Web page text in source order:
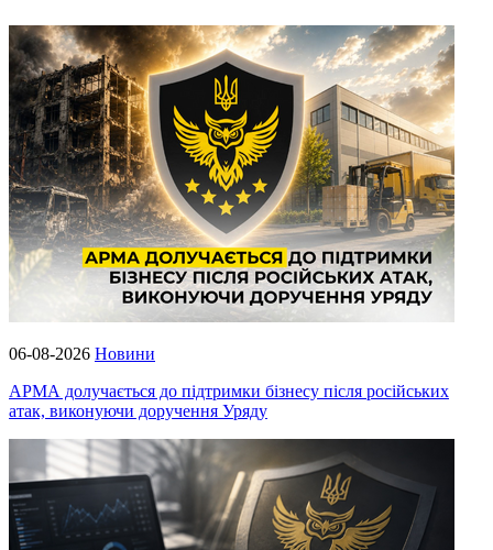
06-08-2026 Новини
АРМА долучається до підтримки бізнесу після російських
атак, виконуючи доручення Уряду